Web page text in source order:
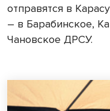
отправятся в
– в Барабинское,
Чановское ДРСУ.